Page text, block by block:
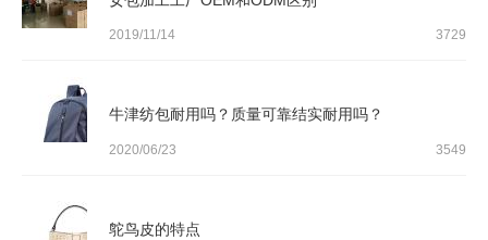
2019/11/14 3729
牛津纺包耐用吗？质量可靠结实耐用吗？
2020/06/23 3549
鸵鸟皮的特点